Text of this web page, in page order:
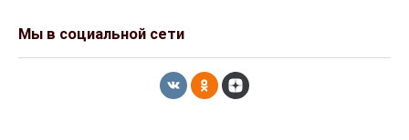
Мы в социальной сети